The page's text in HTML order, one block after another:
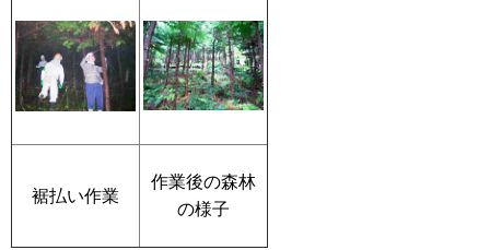
裾払い作業
作業後の森林
の様子